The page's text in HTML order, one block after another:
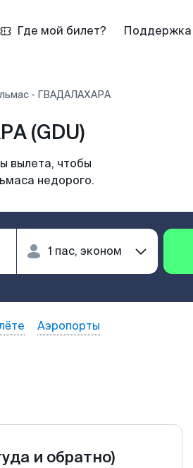
Где мой билет? Поддержка
- ГВАДАЛАХАРА
(GDU)
вылета, чтобы
недорого.
Аэропорты
и обратно)